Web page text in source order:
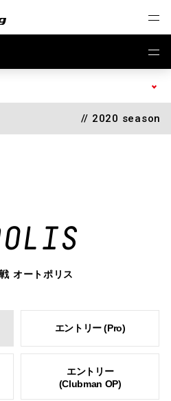
// 2020 season
オートポリス
エントリー (Pro)
エントリー
(Clubman OP)